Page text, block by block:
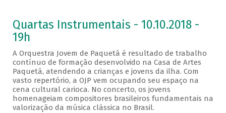
Quartas Instrumentais - 10.10.2018 -
19h
A Orquestra Jovem de Paquetá é resultado de trabalho
contínuo de formação desenvolvido na Casa de Artes
Paquetá, atendendo a crianças e jovens da ilha. Com
vasto repertório, a OJP vem ocupando seu espaço na
cena cultural carioca. No concerto, os jovens
homenageiam compositores brasileiros fundamentais na
valorização da música clássica no Brasil.